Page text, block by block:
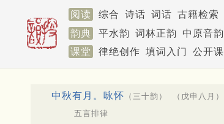
阅读 综合 诗话 词话 古籍检索
韵典
平水韵 词林正韵 中原音韵
课堂
律绝创作 填词入门 公开课
中秋有月。咏怀 （三十韵） （戊申八月）
五言排律